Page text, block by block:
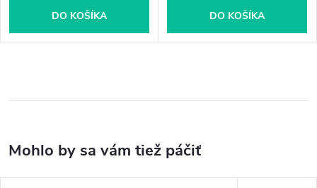
DO KOŠÍKA DO KOŠÍKA